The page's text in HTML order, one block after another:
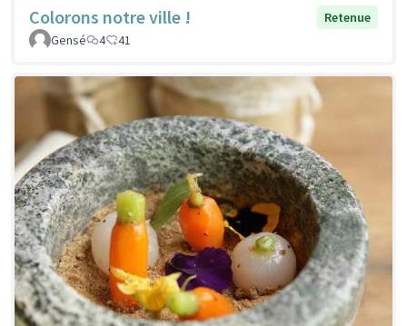
Colorons notre ville !
Retenue
Gensé
4 41